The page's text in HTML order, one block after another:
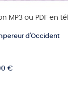
MP3 ou PDF en
d'Occident
€